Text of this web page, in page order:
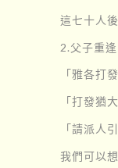
這七十人
2.父子重
「雅各打
「打發猶
「請派人
我們可以